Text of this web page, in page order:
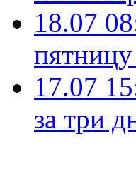
18.07
17.07
за три